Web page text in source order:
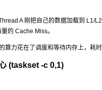
A 刚把自己的数据加载到 L1/
的 Cache Miss。
算力花在了调度和等待内存上，耗
(taskset -c 0,1)